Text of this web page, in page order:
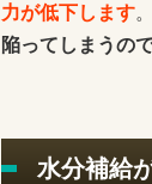
力が低下します
陥ってしまうの
水分補給